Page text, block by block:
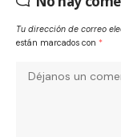
Tu dirección de correo
están marcados con *